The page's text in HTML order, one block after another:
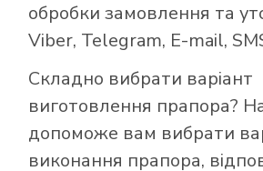
обробки замовлення та
Viber, Telegram, E-mail,
Складно вибрати варіант
виготовлення прапора?
допоможе вам вибрати
виконання прапора,